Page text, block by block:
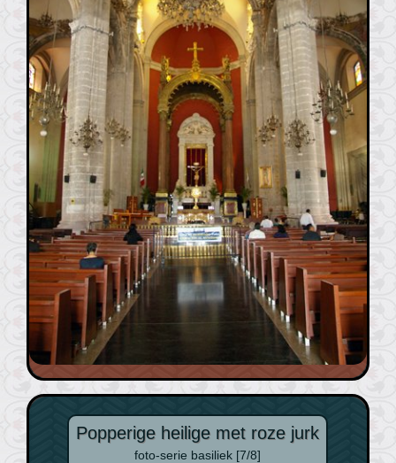
Popperige heilige met roze jurk
foto-serie basiliek [7/8]